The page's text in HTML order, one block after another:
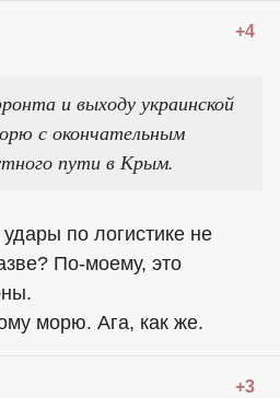
+4
и выходу украинской
с окончательным
пути в Крым.
по логистике не
По-моему, это
морю. Ага, как же.
+3